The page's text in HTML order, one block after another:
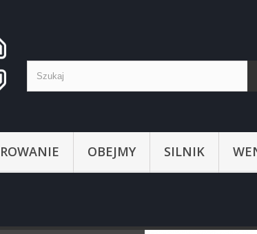
OBEJMY SILNIK